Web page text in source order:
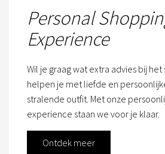
Personal
Experience
Wil je graag wat extra advies bij het
helpen je met liefde en
stralende outfit. Met onze
experience staan we voor je klaar.
Ontdek meer